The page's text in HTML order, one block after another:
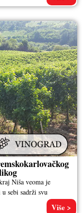
Niša veoma je
sebi sadrži svu
Više >